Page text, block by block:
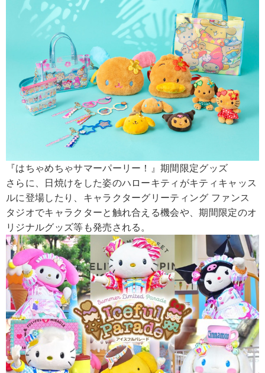
『はちゃめちゃサマーパーリー！』期間限定グッズ
さらに、日焼けをした姿のハローキティがキティキャッス
ルに登場したり、キャラクターグリーティング ファンス
タジオでキャラクターと触れ合える機会や、期間限定のオ
リジナルグッズ等も発売される。